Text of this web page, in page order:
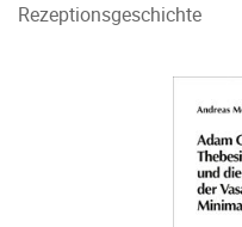
Rezeptionsgeschichte